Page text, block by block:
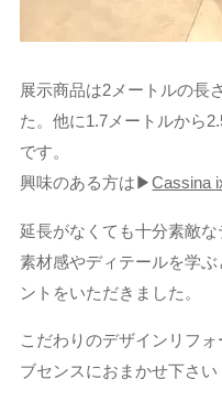
展示商品は2メートルの長
た。他に1.7メートルから
です。
興味のある方は▶Cassina
延長がなくても十分素敵
素材感やディテールを学
ントをいただきました。
こだわりのデザインリフ
ブセンスにおまかせ下さい